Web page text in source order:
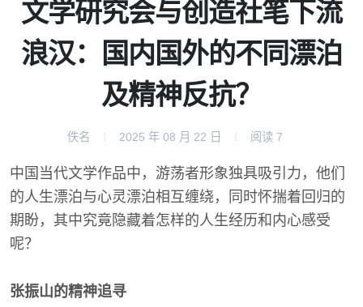
文学研究会与创造社笔下流
浪汉：国内国外的不同漂泊
及精神反抗？
佚名 2025 年 08 月 22 日 阅读 7
中国当代文学作品中，游荡者形象独具吸引力，他们
的人生漂泊与心灵漂泊相互缠绕，同时怀揣着回归的
期盼，其中究竟隐藏着怎样的人生经历和内心感受
呢？
张振山的精神追寻